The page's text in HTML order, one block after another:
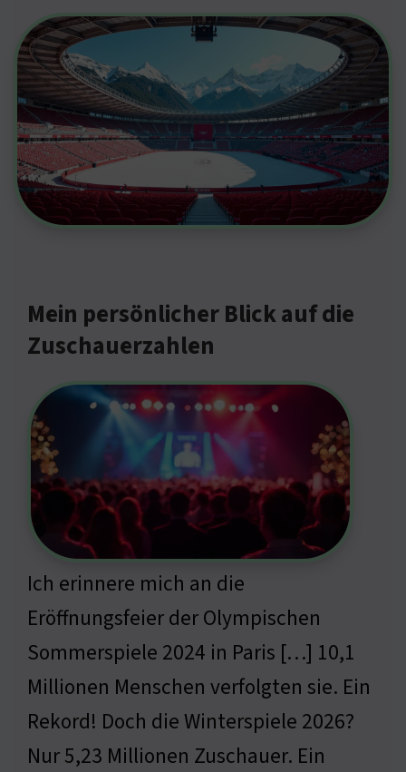
Mein persönlicher Blick auf die
Zuschauerzahlen
Ich erinnere mich an die
Eröffnungsfeier der Olympischen
Sommerspiele 2024 in Paris […] 10,1
Millionen Menschen verfolgten sie. Ein
Rekord! Doch die Winterspiele 2026?
Nur 5,23 Millionen Zuschauer. Ein